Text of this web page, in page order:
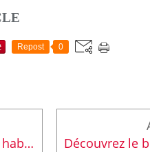
Repost 0
Mes derniers voeux aux habitants de Ruaudin entre émotion et regrets.